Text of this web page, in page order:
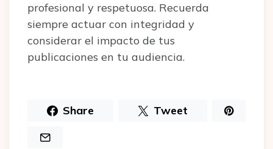
profesional y respetuosa. Recuerda
siempre actuar con integridad y
considerar el impacto de tus
publicaciones en tu audiencia.
Share Tweet